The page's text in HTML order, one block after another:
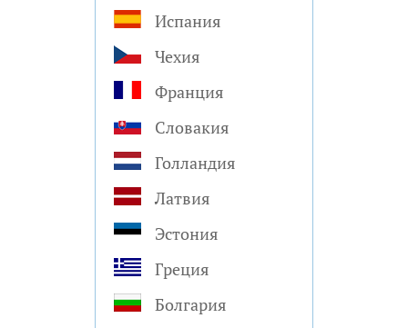
Испания
Чехия
Франция
Словакия
Голландия
Латвия
Эстония
Греция
Болгария